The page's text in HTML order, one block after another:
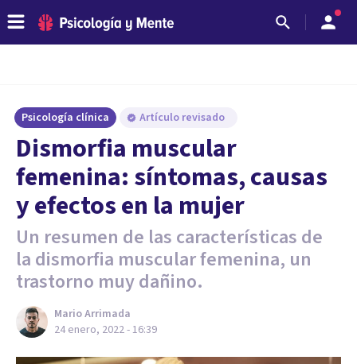
Psicología clínica Artículo revisado
Dismorfia muscular
femenina: síntomas, causas
y efectos en la mujer
Un resumen de las características de
la dismorfia muscular femenina, un
trastorno muy dañino.
Mario Arrimada
24 enero, 2022 - 16:39